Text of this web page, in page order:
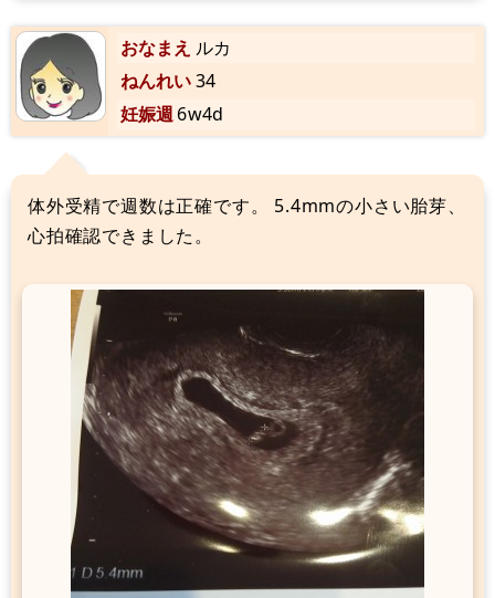
おなまえ ルカ
ねんれい34
妊娠週6w4d
体外受精で週数は正確です。 5.4mmの小さい胎芽、
心拍確認できました。